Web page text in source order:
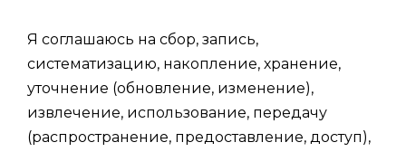
Я соглашаюсь на сбор, запись,
систематизацию, накопление, хранение,
уточнение (обновление, изменение),
извлечение, использование, передачу
(распространение, предоставление, доступ),